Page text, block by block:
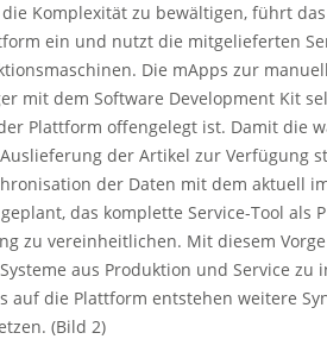
Komplexität zu bewältigen, führt
ein und nutzt die mitgelieferten
Die mApps zur
mit dem Software Development Kit
Plattform offengelegt ist. Damit die
der Artikel zur Verfügung
der Daten mit dem aktuell
das komplette Service-Tool als
zu vereinheitlichen. Mit diesem
aus Produktion und Service
auf die Plattform entstehen weitere
(Bild 2)